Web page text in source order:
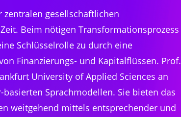
gesellschaftlichen
Beim nötigen Transformationsprozess
Schlüsselrolle zu durch eine
Finanzierungs- und Kapitalflüssen. Prof.
University of Applied Sciences an
Sprachmodellen. Sie bieten das
weitgehend mittels entsprechender und